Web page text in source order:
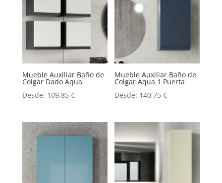
Mueble Auxiliar Baño de
Colgar Dado Aqua
Desde: 109,85 €
Mueble Auxiliar Baño de
Colgar Aqua 1 Puerta
Desde: 140,75€